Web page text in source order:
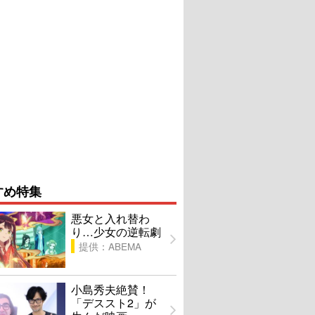
特集
悪女と入れ替わ
り…少女の逆転劇
提供：ABEMA
小島秀夫絶賛！
「デススト2」が